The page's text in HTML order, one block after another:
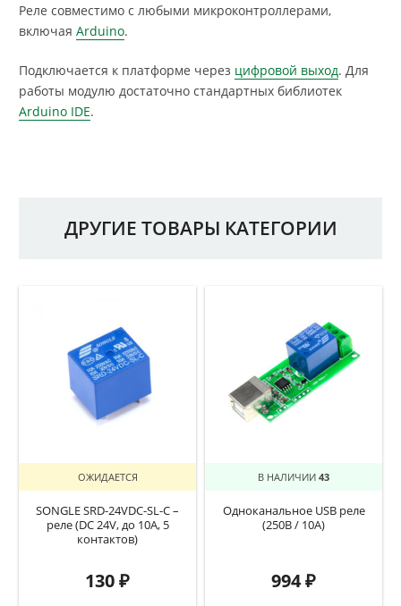
Реле совместимо с любыми микроконтроллерами,
включая Arduino.
Подключается к платформе через цифровой выход. Для
работы модулю достаточно стандартных библиотек
Arduino IDE.
ДРУГИЕ ТОВАРЫ КАТЕГОРИИ
ОЖИДАЕТСЯ
SONGLE SRD-24VDC-SL-C –
реле (DC 24V, до 10A, 5
контактов)
130₽
В НАЛИЧИИ 43
Одноканальное USB реле
(250В / 10А)
994₽